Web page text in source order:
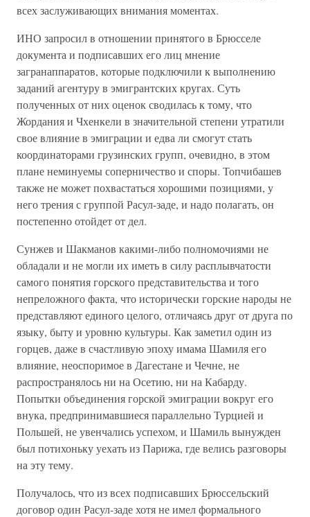
всех заслуживающих внимания моментах.
ИНО запросил в отношении принятого в Брюсселе
документа и подписавших его лиц мнение
загранаппаратов, которые подключили к выполнению
заданий агентуру в эмигрантских кругах. Суть
полученных от них оценок сводилась к тому, что
Жордания и Чхенкели в значительной степени утратили
свое влияние в эмиграции и едва ли смогут стать
координаторами грузинских групп, очевидно, в этом
плане неминуемы соперничество и споры. Топчибашев
также не может похвастаться хорошими позициями, у
него трения с группой Расул-заде, и надо полагать, он
постепенно отойдет от дел.
Сунжев и Шакманов какими-либо полномочиями не
обладали и не могли их иметь в силу расплывчатости
самого понятия горского представительства и того
непреложного факта, что исторически горские народы не
представляют единого целого, отличаясь друг от друга по
языку, быту и уровню культуры. Как заметил один из
горцев, даже в счастливую эпоху имама Шамиля его
влияние, неоспоримое в Дагестане и Чечне, не
распространялось ни на Осетию, ни на Кабарду.
Попытки объединения горской эмиграции вокруг его
внука, предпринимавшиеся параллельно Турцией и
Польшей, не увенчались успехом, и Шамиль вынужден
был потихоньку уехать из Парижа, где велись разговоры
на эту тему.
Получалось, что из всех подписавших Брюссельский
договор один Расул-заде хотя не имел формального